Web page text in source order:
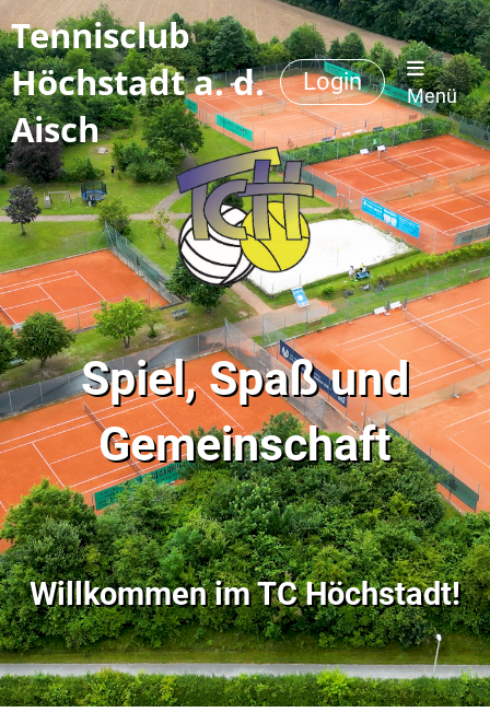
Tennisclub
Höchstadt a. d.
Aisch
Login
Menü
Spiel, Spaß und
Gemeinschaft
Willkommen imTC Höchstadt!